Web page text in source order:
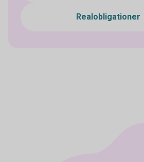
Realobligationer